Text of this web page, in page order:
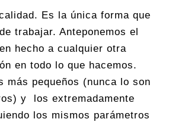
Es la única forma que
trabajar. Anteponemos el
hecho a cualquier otra
en todo lo que hacemos.
más pequeños (nunca lo son
y los extremadamente
los mismos parámetros